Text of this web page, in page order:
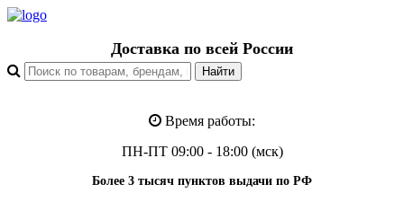
Доставка по всей России
Время работы:
ПН-ПТ 09:00 - 18:00 (мск)
Более 3 тысяч пунктов выдачи по РФ